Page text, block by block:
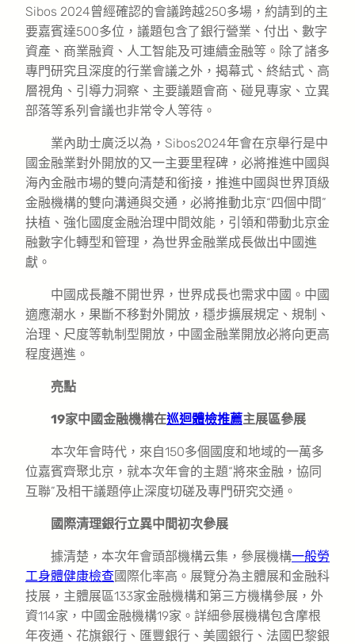
Sibos 2024曾經確認的會議跨越250多場，約請到的主
要嘉賓達500多位，議題包含了銀行營業、付出、數字
資產、商業融資、人工智能及可連續金融等。除了諸多
專門研究且深度的行業會議之外，揭幕式、終結式、高
層視角、引導力洞察、主要議題會商、碰見專家、立異
部落等系列會議也非常令人等待。
業內助士廣泛以為，Sibos2024年會在京舉行是中
國金融業對外開放的又一主要里程碑，必將推進中國與
海內金融市場的雙向清楚和銜接，推進中國與世界頂級
金融機構的雙向溝通與交通，必將推動北京“四個中間”
扶植、強化國度金融治理中間效能，引領和帶動北京金
融數字化轉型和管理，為世界金融業成長做出中國進
獻。
中國成長離不開世界，世界成長也需求中國。中國
適應潮水，果斷不移對外開放，穩步擴展規定、規制、
治理、尺度等軌制型開放，中國金融業開放必將向更高
程度邁進。
亮點
19家中國金融機構在巡迴體檢推薦主展區參展
本次年會時代，來自150多個國度和地域的一萬多
位嘉賓齊聚北京，就本次年會的主題“將來金融，協同
互聯”及相干議題停止深度切磋及專門研究交通。
國際清理銀行立異中間初次參展
據清楚，本次年會頭部機構云集，參展機構一般勞
工身體健康檢查國際化率高。展覽分為主體展和金融科
技展，主體展區133家金融機構和第三方機構參展，外
資114家，中國金融機構19家。詳細參展機構包含摩根
年夜通、花旗銀行、匯豐銀行、美國銀行、法國巴黎銀